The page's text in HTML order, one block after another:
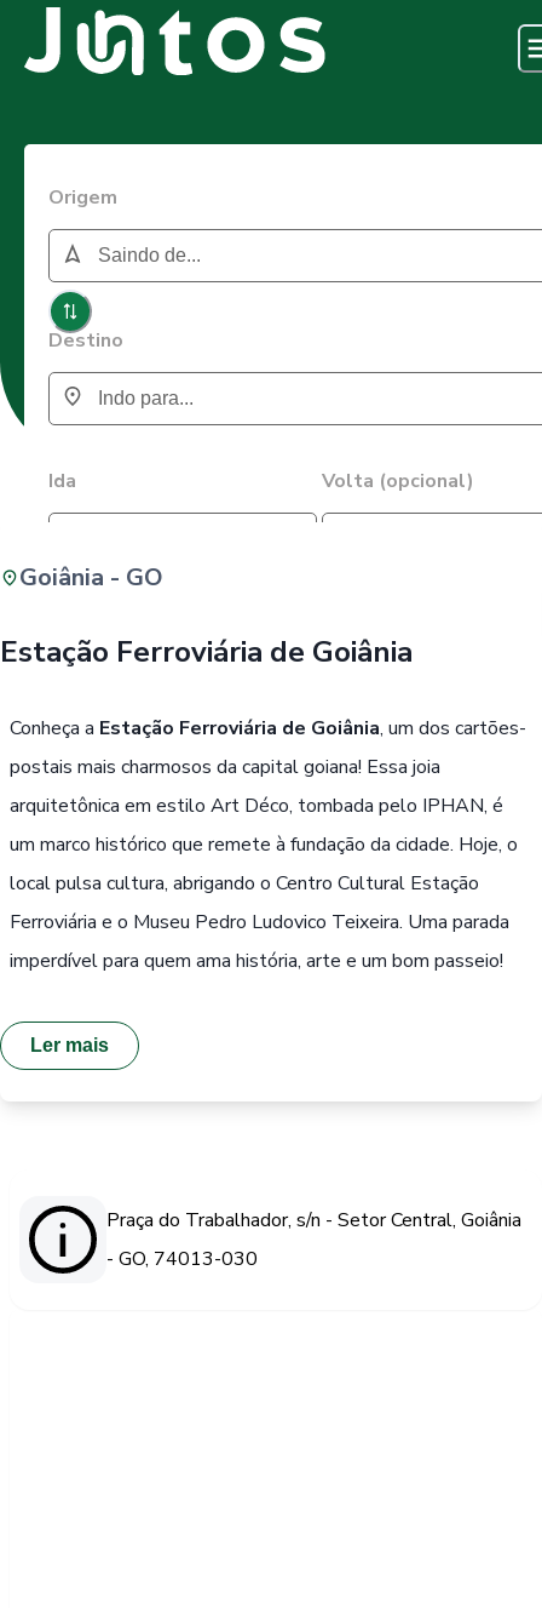
Origem
Destino
Ida Volta (opcional)
Goiânia - GO
Estação Ferroviária de Goiânia
Conheça a Estação Ferroviária de Goiânia, um dos cartões-
postais mais charmosos da capital goiana! Essa joia
arquitetônica em estilo Art Déco, tombada pelo IPHAN, é
um marco histórico que remete à fundação da cidade. Hoje, o
local pulsa cultura, abrigando o Centro Cultural Estação
Ferroviária e o Museu Pedro Ludovico Teixeira. Uma parada
imperdível para quem ama história, arte e um bom passeio!
Ler mais
Praça do Trabalhador, s/n - Setor Central, Goiânia
- GO, 74013-030